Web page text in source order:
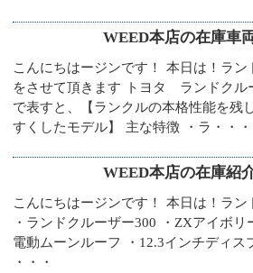
WEED本店の在庫車
こんにちはージンです！ 本日は！ラン
をさせて頂きます トヨタ ランドクル
で表すと、【ランクルの本格性能を残
すくしたモデル】 主な特徴 ・ラ・・・
WEED本店の在庫紹
こんにちはージンです！ 本日は！ラン
・ランドクルーザー300 ・ZXアイボリ
電動ムーンルーフ ・12.3インチディス
・・・